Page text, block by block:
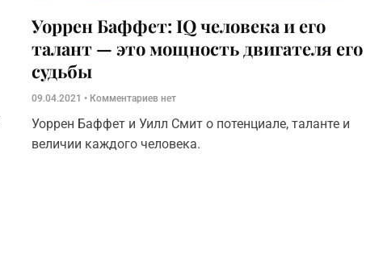
Уоррен Баффет: IQ человека и его
талант — это мощность двигателя его
судьбы
09.04.2021 Комментариев нет
Уоррен Баффет и Уилл Смит о потенциале, таланте и
величии каждого человека.